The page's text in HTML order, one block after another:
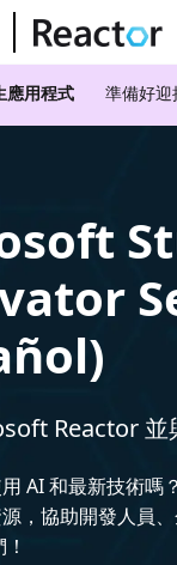
應用程式 準備好迎
Reactor 並
AI 和最新技術嗎
，協助開發人員